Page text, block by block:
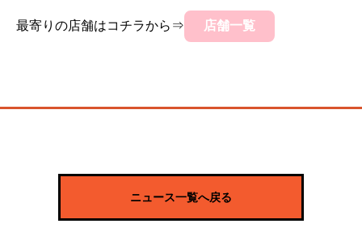
最寄りの店舗はコチラから⇒ 店舗一覧
ニュース一覧へ戻る